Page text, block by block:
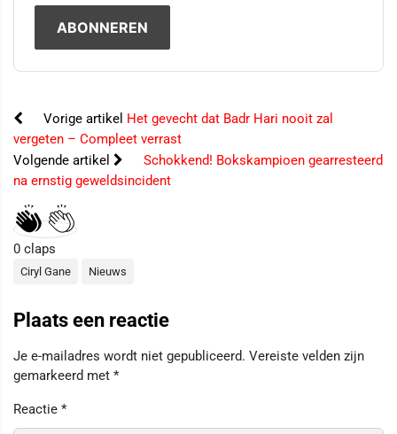
Vorige artikel Het gevecht dat Badr Hari nooit zal
vergeten – Compleet verrast
Volgende artikel
Schokkend! Bokskampioen gearresteerd
na ernstig geweldsincident
0 claps
Ciryl Gane Nieuws
Plaats een reactie
Je e-mailadres wordt niet gepubliceerd. Vereiste velden zijn
gemarkeerd met *
Reactie *